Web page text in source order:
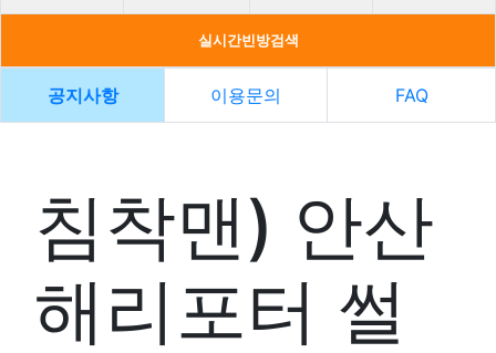
실시간빈방검색
공지사항 이용문의 FAQ
침착맨) 안산
해리포터 썰